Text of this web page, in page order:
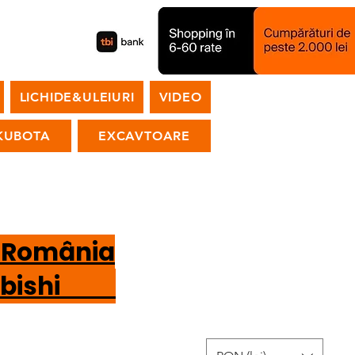
LICHIDE&ULEIURI VIDEO
EXCAVTOARE